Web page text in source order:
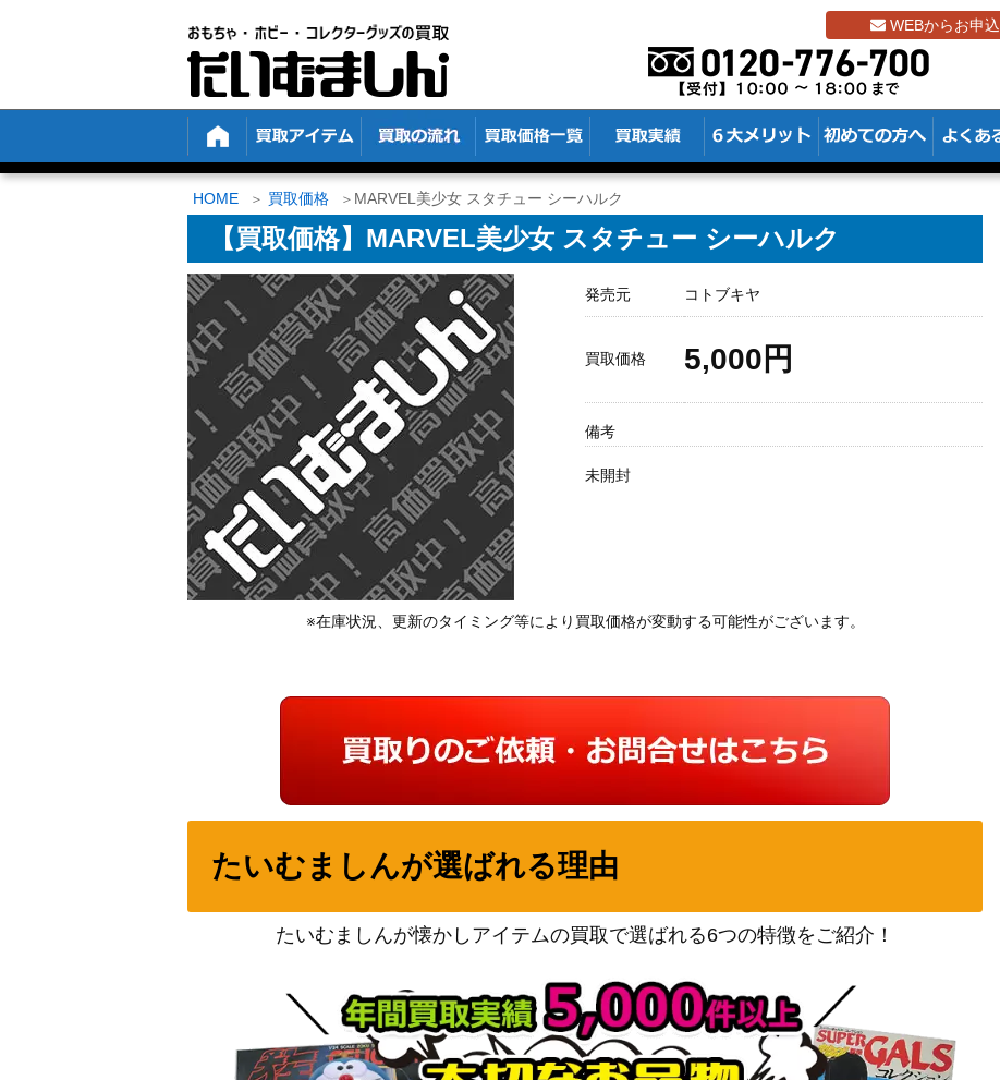
WEBからお申込
HOME 買取価格 MARVEL美少女 スタチュー シーハルク
【買取価格】MARVEL美少女 スタチュー シーハルク
発売元 コトブキヤ
買取価格 5,000円
備考
未開封
※在庫状況、更新のタイミング等により買取価格が変動する可能性がございます。
たいむましんが選ばれる理由
たいむましんが懐かしアイテムの買取で選ばれる6つの特徴をご紹介！